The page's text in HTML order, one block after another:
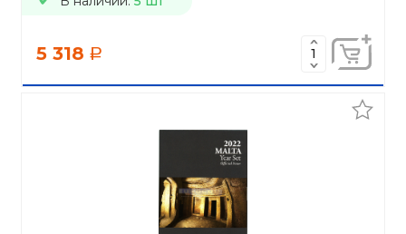
5 318 a